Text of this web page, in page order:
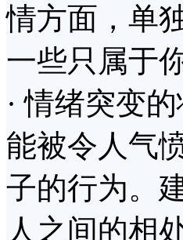
情方面，单
一些只属于
· 情绪突变
能被令人气
子的行为。
人之间的相